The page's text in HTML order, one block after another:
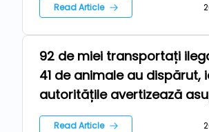
Read Article
Farm
92 de miei transportați
41 de animale au dispărut,
autoritățile avertizează
risc epidemiologic major
Read Article